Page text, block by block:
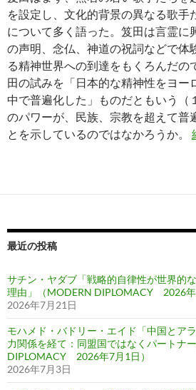
を設定し、文化的背景の異なる歌手
について多く語った。笈田は言霊に
の声明、念仏、神道の祝詞などで体
る精神世界への到達をもくろんだの
田の試みを「日本的な精神性をヨー
中で普遍化した」ものだともいう（
のパワーが、民族、宗教を超えて普
とを示しているのではなかろうか。
最近の投稿
サチン・ヤダブ「戦略的自律性が世界的
理由」（MODERN DIPLOMACY 2026年
2026年7月21日
モハメド・バドリー・エイド「中国とア
力関係を経て：同盟国ではなくパートナ
DIPLOMACY 2026年7月1日）
2026年7月3日